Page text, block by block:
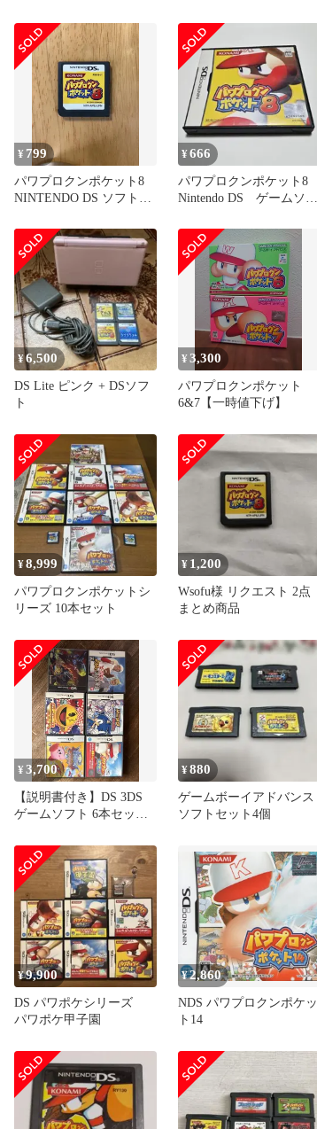
¥ 799
パワプロクンポケット8
NINTENDO DS ソフトの
¥666
パワプロクンポケット8
Nintendo DS ゲームソフ
¥6,500
DS Lite ピンク + DSソフ
ト
¥3,300
パワプロクンポケット
6&7【一時値下げ】
¥8,999
パワプロクンポケットシ
リーズ 10本セット
¥ 1,200
Wsofu様 リクエスト 2点
まとめ商品
¥3,700
【説明書付き】DS 3DS
ゲームソフト 6本セット
¥880
ゲームボーイアドバンス
ソフトセット4個
¥9,900
DS パワポケシリーズ
パワポケ甲子園
¥2,860
NDS パワプロクンポケッ
ト14